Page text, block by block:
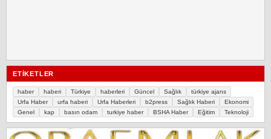
ETIKETLER
haber haberi Türkiye haberleri Güncel Sağlık
türkiye ajans
Urfa Haber
urfa haberi Urfa Haberleri b2press Sağlık Haberi
Ekonomi
Genel
kap basın odam turkiye haber BSHA Haber Eğitim Teknoloji